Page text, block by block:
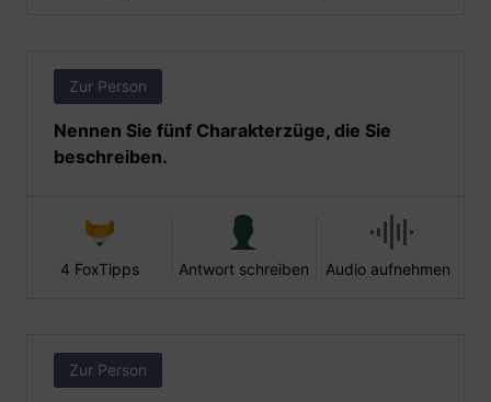
Zur Person
Nennen Sie fünf Charakterzüge, die Sie
beschreiben.
4 FoxTipps Antwort schreiben Audio aufnehmen
Zur Person